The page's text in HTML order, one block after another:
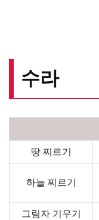
수라
땅 찌르기
하늘 찌르기
그림자 기우기